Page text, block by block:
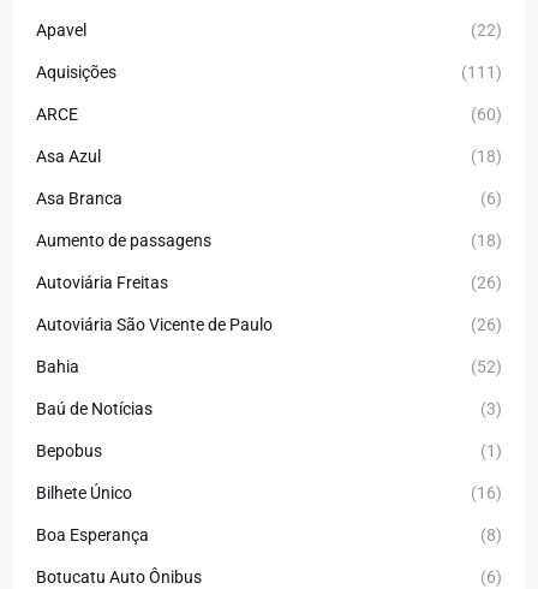
Apavel (22)
Aquisições (111)
ARCE (60)
Asa Azul (18)
Asa Branca (6)
Aumento de passagens (18)
Autoviária Freitas (26)
Autoviária São Vicente de Paulo (26)
Bahia (52)
Baú de Notícias (3)
Bepobus (1)
Bilhete Único (16)
Boa Esperança (8)
Botucatu Auto Ônibus (6)